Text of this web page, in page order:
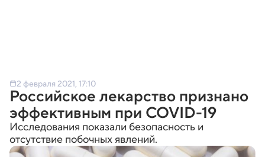
2 февраля 2021, 17:10
Российское лекарство признано
эффективным при COVID-19
Исследования показали безопасность и
отсутствие побочных явлений.